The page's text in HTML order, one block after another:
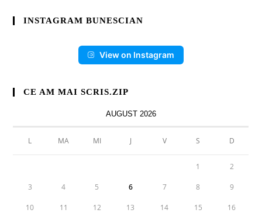
INSTAGRAM BUNESCIAN
View on Instagram
CE AM MAI SCRIS.ZIP
AUGUST 2026
L MA MI J V S D
1 2
3 4 5 6 7 8 9
10 11 12 13 14 15 16